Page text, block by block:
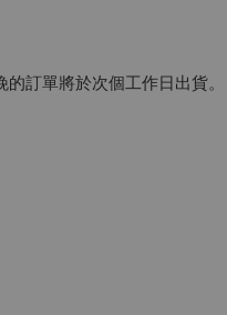
的訂單將於次個工作日出貨。